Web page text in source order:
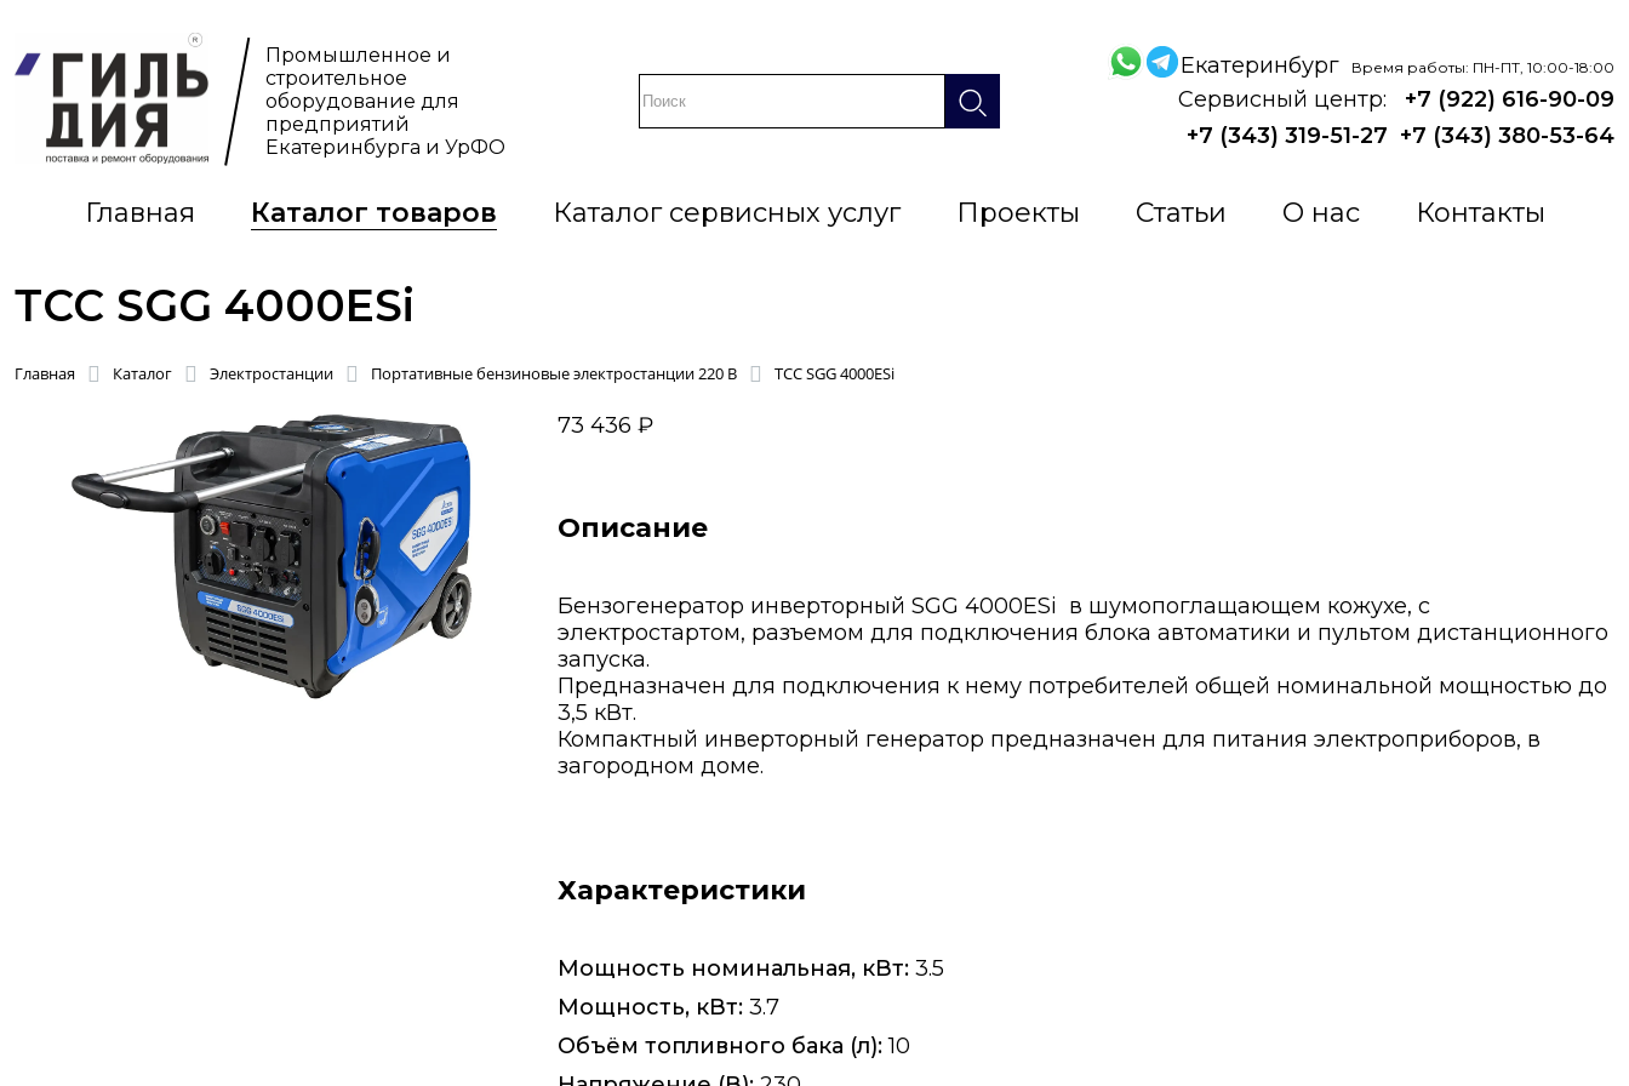
Промышленное и
строительное
оборудование для
предприятий
Екатеринбурга и УрФО
Екатеринбург Время работы: ПН-ПТ, 10:00-18:00
Сервисный центр:
+7 (922) 616-90-09
+7 (343) 319-51-27 +7 (343) 380-53-64
Главная Каталог товаров Каталог сервисных услуг Проекты Статьи О нас Контакты
ТСС SGG 4000ESi
Главная Каталог Электростанции Портативные бензиновые электростанции 220 В ТСС SGG 4000ESi
73 436 ₽
Описание
Бензогенератор инверторный SGG 4000ESi в шумопоглащающем кожухе, с
электростартом, разъемом для подключения блока автоматики и пультом дистанционного
запуска.
Предназначен для подключения к нему потребителей общей номинальной мощностью до
3,5 кВт.
Компактный инверторный генератор предназначен для питания электроприборов, в
загородном доме.
Характеристики
Мощность номинальная, кВт: 3.5
Мощность, кВт: 3.7
Объём топливного бака (л):10